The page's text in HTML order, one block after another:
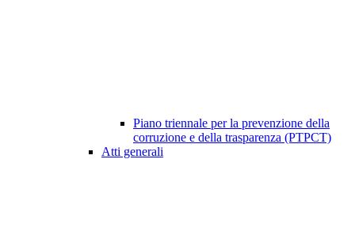
Piano triennale per la prevenzione della
corruzione e della trasparenza (PTPCT)
Atti generali